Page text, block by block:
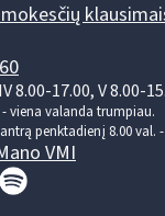
8.00-17.00, V 8.00-
viena valanda trumpiau.
penktadienį 8.00 val. -
VMI